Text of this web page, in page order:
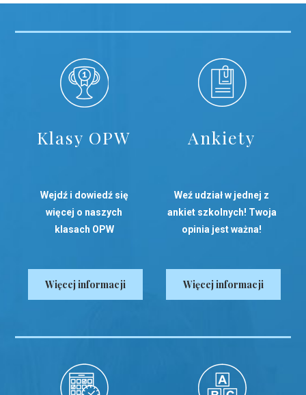
Klasy OPW
Wejdź i dowiedź się
więcej o naszych
klasach OPW
Więcej informacji
Ankiety
Weź udział w jednej z
ankiet szkolnych! Twoja
opinia jest ważna!
Więcej informacji